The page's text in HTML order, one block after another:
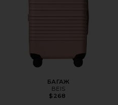
БАГАЖ
BEIS
$268